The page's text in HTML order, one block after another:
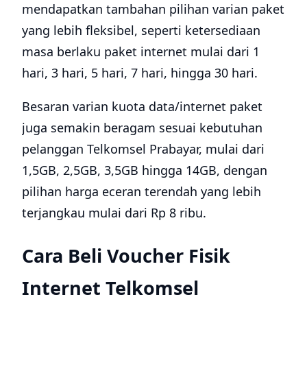
mendapatkan tambahan pilihan varian paket
yang lebih fleksibel, seperti ketersediaan
masa berlaku paket internet mulai dari 1
hari, 3 hari, 5 hari, 7 hari, hingga 30 hari.
Besaran varian kuota data/internet paket
juga semakin beragam sesuai kebutuhan
pelanggan Telkomsel Prabayar, mulai dari
1,5GB, 2,5GB, 3,5GB hingga 14GB, dengan
pilihan harga eceran terendah yang lebih
terjangkau mulai dari Rp 8 ribu.
Cara Beli Voucher Fisik
Internet Telkomsel